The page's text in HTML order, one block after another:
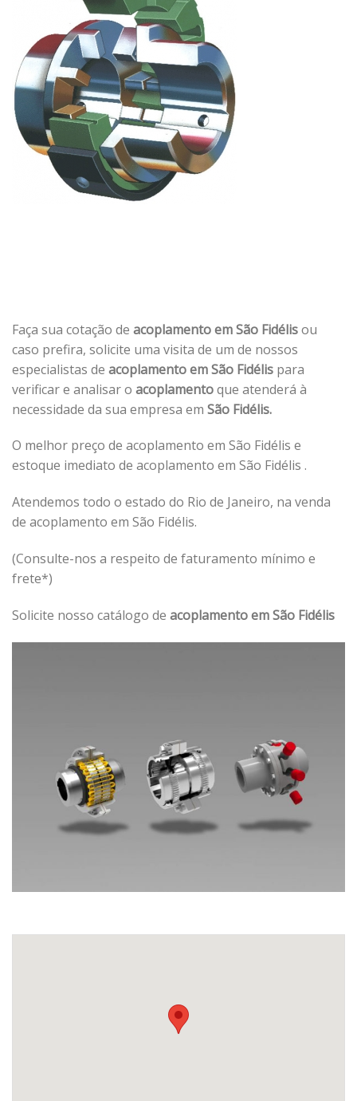
Faça sua cotação de acoplamento em São Fidélisou
caso prefira, solicite uma visita de um de nossos
especialistas de acoplamento em São Fidélis para
verificar e analisar o acoplamentoque atenderá à
necessidade da sua empresa em São Fidélis.
O melhor preço de acoplamento em São Fidélis e
estoque imediato de acoplamento em São Fidélis .
Atendemos todo o estado do Rio de Janeiro, na venda
de acoplamento em São Fidélis.
(Consulte-nos a respeito de faturamento mínimo e
frete*)
Solicite nosso catálogo de acoplamento em São Fidélis